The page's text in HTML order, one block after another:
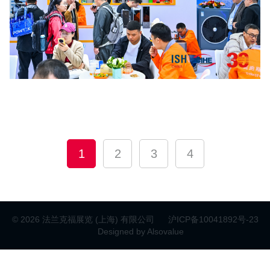
点击放大
1 2 3 4
© 2026 法兰克福展览 (上海) 有限公司
沪ICP备10041892号-23
Designed by Alsovalue